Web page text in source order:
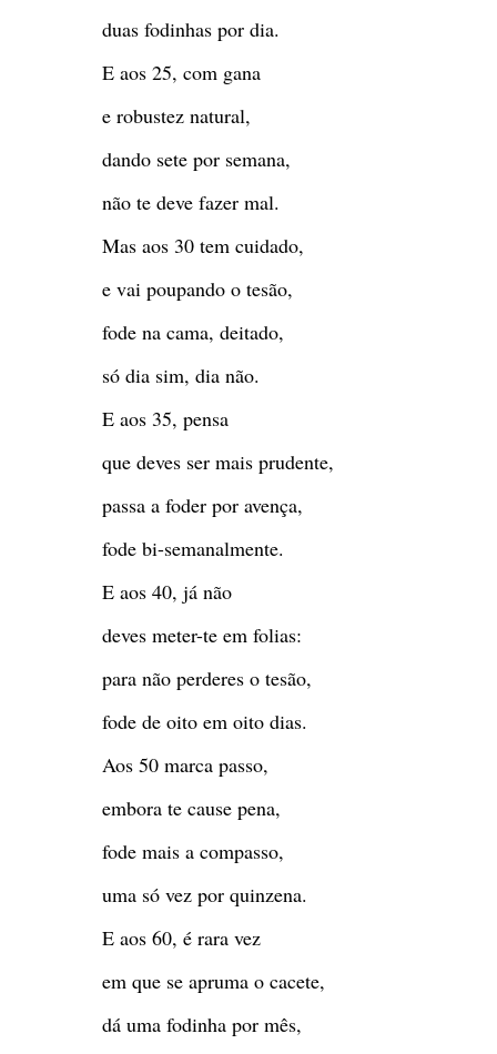
duas fodinhas por dia.
E aos 25, com gana
e robustez natural,
dando sete por semana,
não te deve fazer mal.
Mas aos 30 tem cuidado,
e vai poupando o tesão,
fode na cama, deitado,
só dia sim, dia não.
E aos 35, pensa
que deves ser mais prudente,
passa a foder por avença,
fode bi-semanalmente.
E aos 40, já não
deves meter-te em folias:
para não perderes o tesão,
fode de oito em oito dias.
Aos 50 marca passo,
embora te cause pena,
fode mais a compasso,
uma só vez por quinzena.
E aos 60, é rara vez
em que se apruma o cacete,
dá uma fodinha por mês,